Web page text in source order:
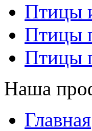
Птицы
Птицы
Птицы
Наша
Главная